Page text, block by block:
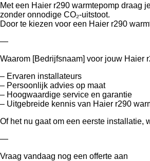
Met een Haier r290 warmtepomp draag
zonder onnodige CO₂-uitstoot.
Door te kiezen voor een Haier r290
—
Waarom [Bedrijfsnaam] voor jouw Haier
– Ervaren installateurs
– Persoonlijk advies op maat
– Hoogwaardige service en garantie
– Uitgebreide kennis van Haier r290
Of het nu gaat om een eerste installatie,
—
Vraag vandaag nog een offerte aan